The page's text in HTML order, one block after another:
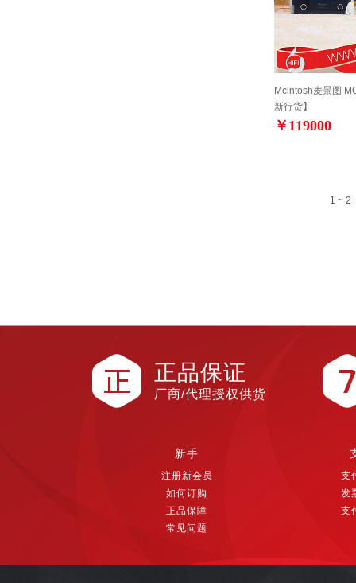
Mclntosh麦景图
新行货】
￥119000
1 ~ 2
正品保证
厂商/代理授权供货
新手
注册新会员
如何订购
正品保障
常见问题
支
发
支